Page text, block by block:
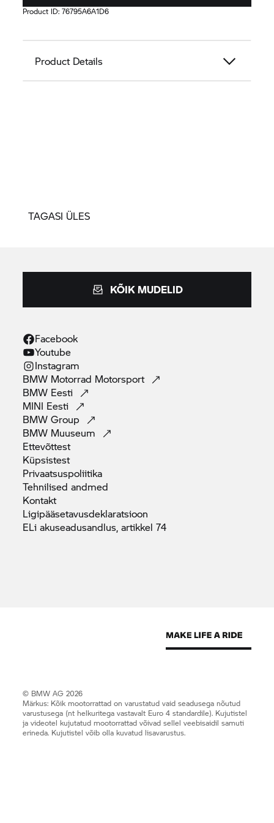
Product ID:76795A6A1D6
Product Details
TAGASI ÜLES
KÕIK MUDELID
Facebook
Youtube
Instagram
BMW Motorrad Motorsport
BMW Eesti
MINI Eesti
BMWGroup
BMW Muuseum
Ettevõttest
Küpsistest
Privaatsuspoliitika
Tehnilisedandmed
Kontakt
Ligipääsetavusdeklaratsioon
ELi akuseadusandlus, artikkel74
© BMW AG 2026
Märkus: Kõik mootorrattad on varustatud vaid seadusega nõutud
varustusega (nt helkuritega vastavalt Euro 4 standardile). Kujutistel
ja videotel kujutatud mootorrattad võivad sellel veebisaidil samuti
erineda. Kujutistel võib olla kuvatud lisavarustus.